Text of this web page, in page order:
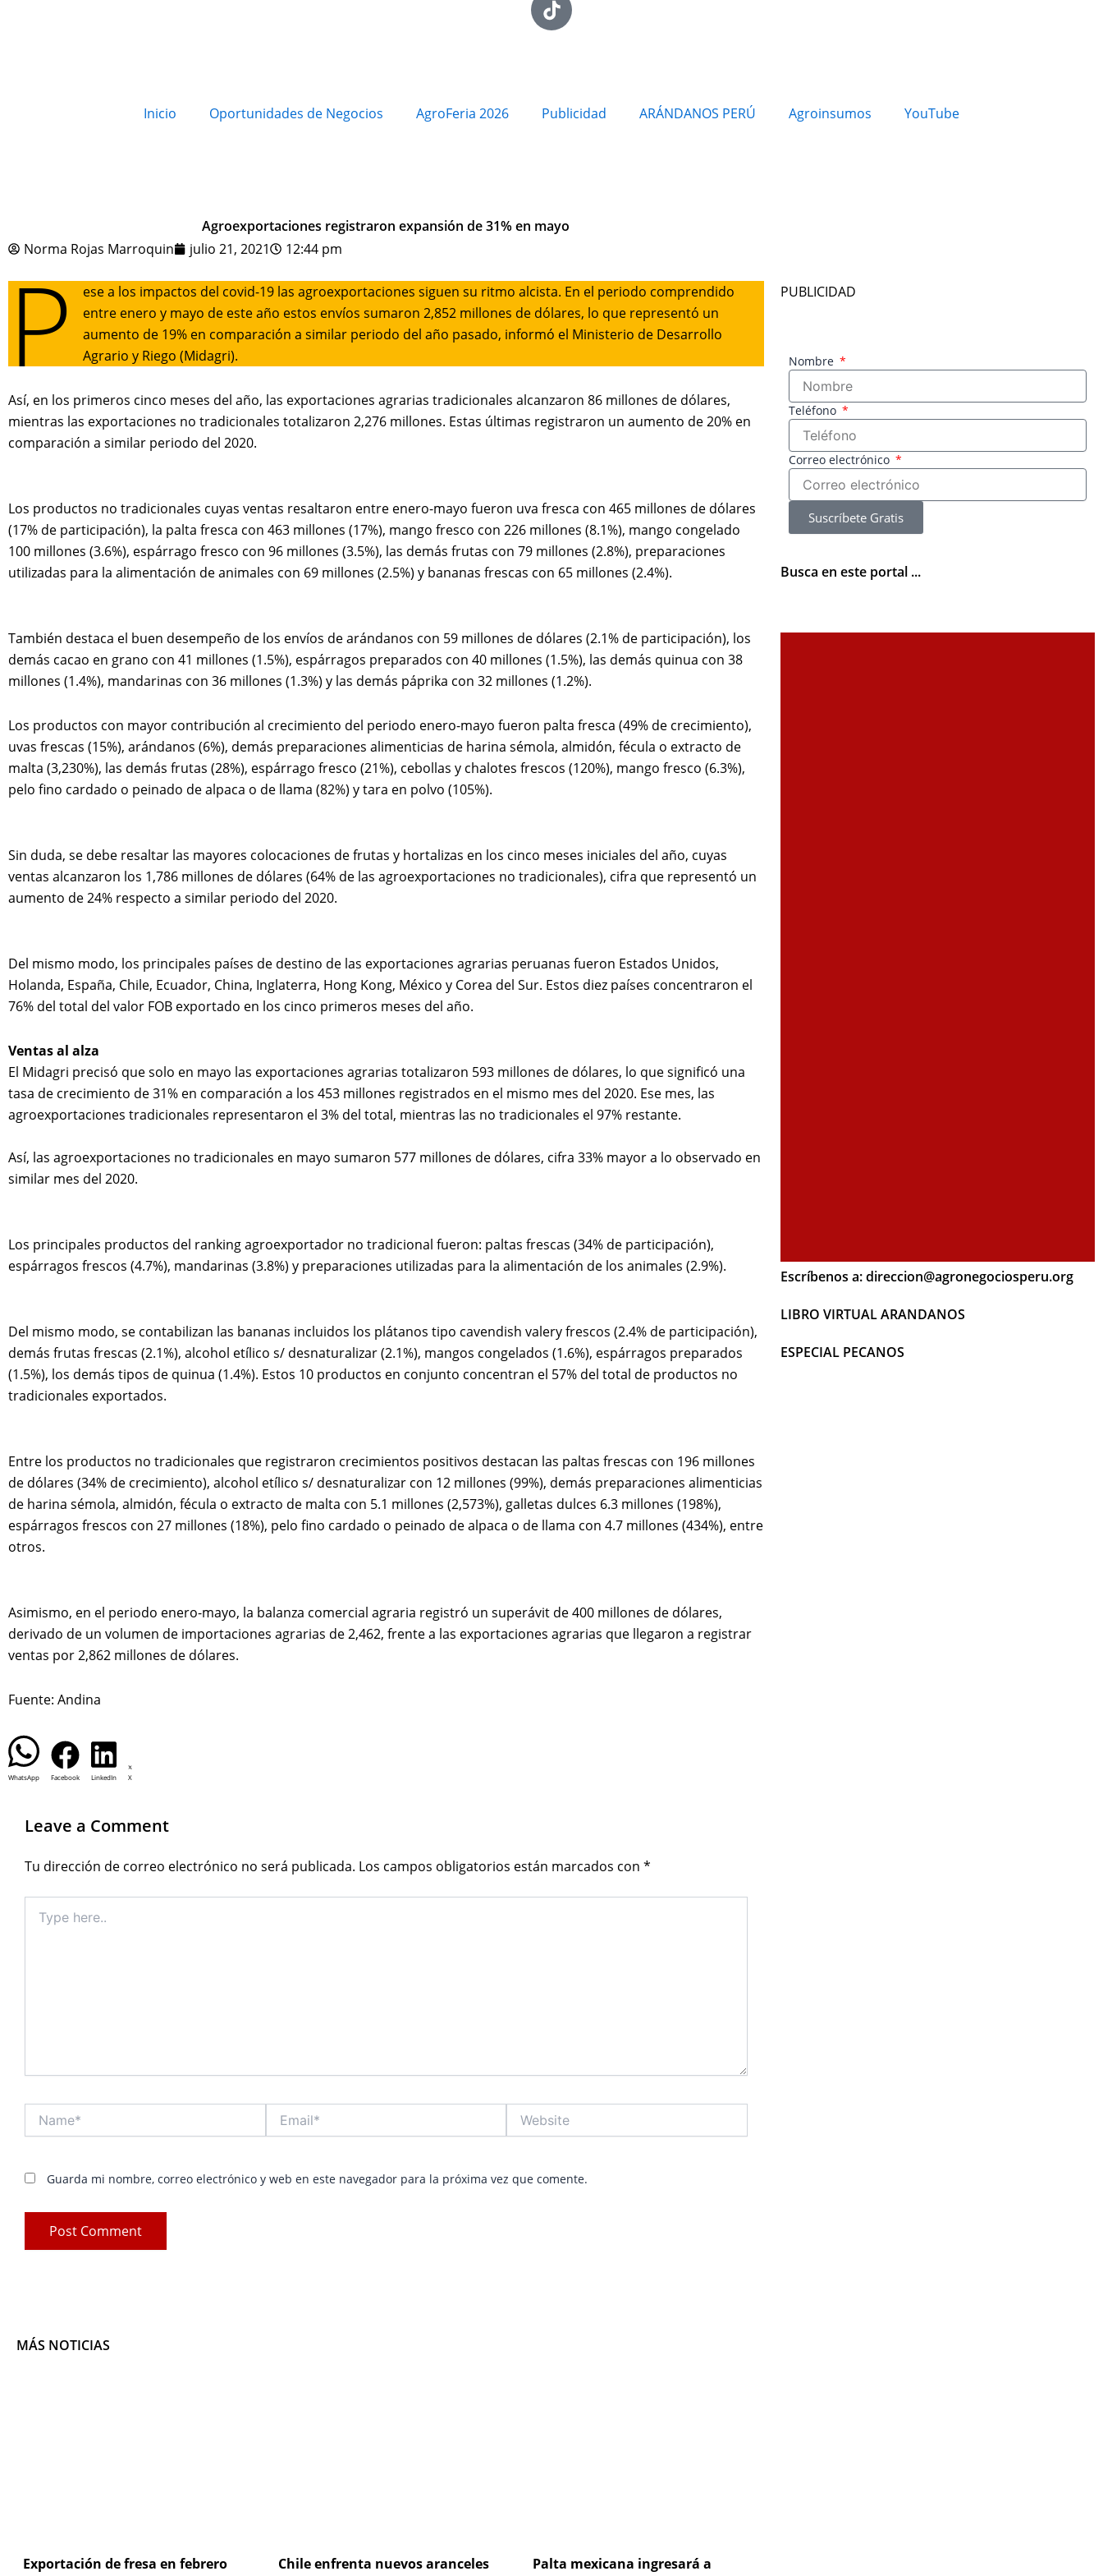
Inicio Oportunidades de Negocios AgroFeria 2026 Publicidad ARÁNDANOS PERÚ Agroinsumos YouTube
Agroexportaciones registraron expansión de 31% en mayo
Norma Rojas Marroquin
julio 21, 2021 12:44 pm
P
ese a los impactos del covid-19 las agroexportaciones siguen su ritmo alcista. En el periodo comprendido
entre enero y mayo de este año estos envíos sumaron 2,852 millones de dólares, lo que representó un
aumento de 19% en comparación a similar periodo del año pasado, informó el Ministerio de Desarrollo
Agrario y Riego (Midagri).
Así, en los primeros cinco meses del año, las exportaciones agrarias tradicionales alcanzaron 86 millones de dólares,
mientras las exportaciones no tradicionales totalizaron 2,276 millones. Estas últimas registraron un aumento de 20% en
comparación a similar periodo del 2020.
Los productos no tradicionales cuyas ventas resaltaron entre enero-mayo fueron uva fresca con 465 millones de dólares
(17% de participación), la palta fresca con 463 millones (17%), mango fresco con 226 millones (8.1%), mango congelado
100 millones (3.6%), espárrago fresco con 96 millones (3.5%), las demás frutas con 79 millones (2.8%), preparaciones
utilizadas para la alimentación de animales con 69 millones (2.5%) y bananas frescas con 65 millones (2.4%).
También destaca el buen desempeño de los envíos de arándanos con 59 millones de dólares (2.1% de participación), los
demás cacao en grano con 41 millones (1.5%), espárragos preparados con 40 millones (1.5%), las demás quinua con 38
millones (1.4%), mandarinas con 36 millones (1.3%) y las demás páprika con 32 millones (1.2%).
Los productos con mayor contribución al crecimiento del periodo enero-mayo fueron palta fresca (49% de crecimiento),
uvas frescas (15%), arándanos (6%), demás preparaciones alimenticias de harina sémola, almidón, fécula o extracto de
malta (3,230%), las demás frutas (28%), espárrago fresco (21%), cebollas y chalotes frescos (120%), mango fresco (6.3%),
pelo fino cardado o peinado de alpaca o de llama (82%) y tara en polvo (105%).
Sin duda, se debe resaltar las mayores colocaciones de frutas y hortalizas en los cinco meses iniciales del año, cuyas
ventas alcanzaron los 1,786 millones de dólares (64% de las agroexportaciones no tradicionales), cifra que representó un
aumento de 24% respecto a similar periodo del 2020.
Del mismo modo, los principales países de destino de las exportaciones agrarias peruanas fueron Estados Unidos,
Holanda, España, Chile, Ecuador, China, Inglaterra, Hong Kong, México y Corea del Sur. Estos diez países concentraron el
76% del total del valor FOB exportado en los cinco primeros meses del año.
Ventas al alza
El Midagri precisó que solo en mayo las exportaciones agrarias totalizaron 593 millones de dólares, lo que significó una
tasa de crecimiento de 31% en comparación a los 453 millones registrados en el mismo mes del 2020. Ese mes, las
agroexportaciones tradicionales representaron el 3% del total, mientras las no tradicionales el 97% restante.
Así, las agroexportaciones no tradicionales en mayo sumaron 577 millones de dólares, cifra 33% mayor a lo observado en
similar mes del 2020.
Los principales productos del ranking agroexportador no tradicional fueron: paltas frescas (34% de participación),
espárragos frescos (4.7%), mandarinas (3.8%) y preparaciones utilizadas para la alimentación de los animales (2.9%).
Del mismo modo, se contabilizan las bananas incluidos los plátanos tipo cavendish valery frescos (2.4% de participación),
demás frutas frescas (2.1%), alcohol etílico s/ desnaturalizar (2.1%), mangos congelados (1.6%), espárragos preparados
(1.5%), los demás tipos de quinua (1.4%). Estos 10 productos en conjunto concentran el 57% del total de productos no
tradicionales exportados.
Entre los productos no tradicionales que registraron crecimientos positivos destacan las paltas frescas con 196 millones
de dólares (34% de crecimiento), alcohol etílico s/ desnaturalizar con 12 millones (99%), demás preparaciones alimenticias
de harina sémola, almidón, fécula o extracto de malta con 5.1 millones (2,573%), galletas dulces 6.3 millones (198%),
espárragos frescos con 27 millones (18%), pelo fino cardado o peinado de alpaca o de llama con 4.7 millones (434%), entre
otros.
Asimismo, en el periodo enero-mayo, la balanza comercial agraria registró un superávit de 400 millones de dólares,
derivado de un volumen de importaciones agrarias de 2,462, frente a las exportaciones agrarias que llegaron a registrar
ventas por 2,862 millones de dólares.
Fuente: Andina
WhatsApp Facebook LinkedIn X
Leave a Comment
Tu dirección de correo electrónico no será publicada. Los campos obligatorios están marcados con *
here..
Guarda mi nombre, correo electrónico y web en este navegador para la próxima vez que comente.
MÁS NOTICIAS
Exportación de fresa en febrero
Chile enfrenta nuevos aranceles
Palta mexicana ingresará a
PUBLICIDAD
Nombre
Teléfono
Correo electrónico
Suscríbete Gratis
Busca en este portal ...
Escríbenos a: direccion@agronegociosperu.org
LIBRO VIRTUAL ARANDANOS
ESPECIAL PECANOS